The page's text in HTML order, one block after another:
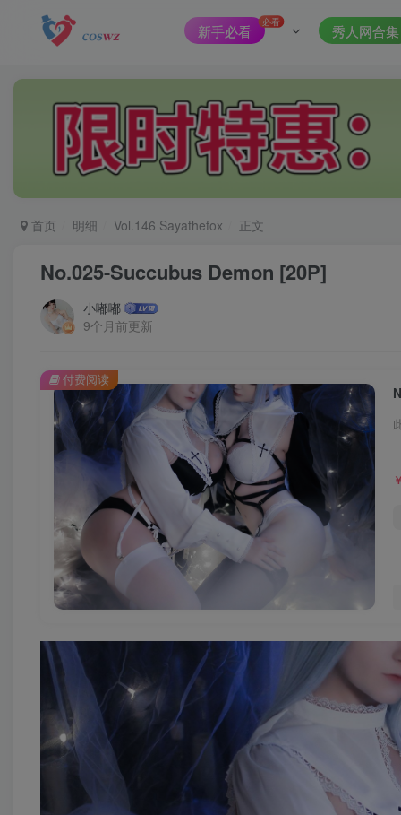
新手必看 必看 秀人网合集
首页 明细 Vol.146 Sayathefox 正文
No.025-Succubus Demon [20P]
小嘟嘟
9个月前更新
付费阅读